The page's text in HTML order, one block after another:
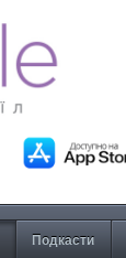
Подкасти